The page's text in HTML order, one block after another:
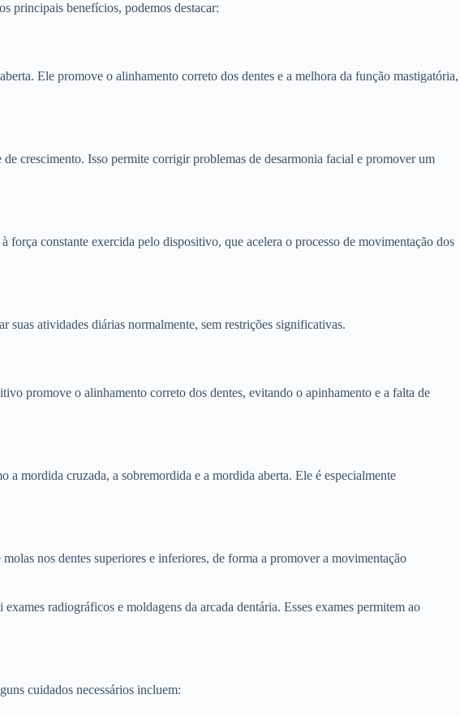
principais benefícios, podemos destacar:
Ele promove o alinhamento correto dos dentes e a melhora da função mastigatória,
crescimento. Isso permite corrigir problemas de desarmonia facial e promover um
constante exercida pelo dispositivo, que acelera o processo de movimentação dos
suas atividades diárias normalmente, sem restrições significativas.
promove o alinhamento correto dos dentes, evitando o apinhamento e a falta de
a mordida cruzada, a sobremordida e a mordida aberta. Ele é especialmente
nos dentes superiores e inferiores, de forma a promover a movimentação
radiográficos e moldagens da arcada dentária. Esses exames permitem ao
cuidados necessários incluem: